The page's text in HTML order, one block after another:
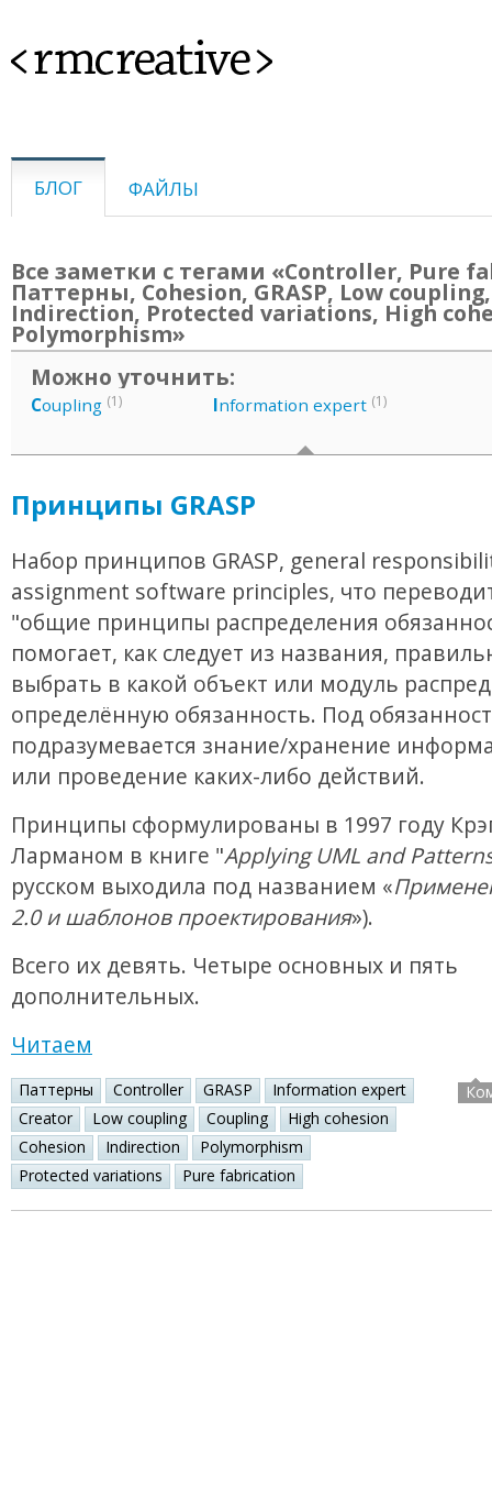
<rmcreative>
БЛОГ ФАЙЛЫ
Все заметки с тегами «Controller, Pure
Паттерны, Cohesion, GRASP, Low
Indirection, Protected variations, High
Polymorphism»
Можно уточнить:
Coupling (1) Information expert (1)
Принципы GRASP
Набор принципов GRASP, general
assignment software principles, что
"общие принципы распределения
помогает, как следует из названия,
выбрать в какой объект или модуль
определённую обязанность. Под
подразумевается знание/хранение
или проведение каких-либо действий.
Принципы сформулированы в 1997 году
Ларманом в книге "Applying UML and
русском выходила под названием «
2.0 и шаблонов проектирования»).
Всего их девять. Четыре основных и пять
дополнительных.
Читаем
Паттерны Controller GRASP
Information expert
Creator
Low coupling Coupling
High cohesion
Cohesion
Indirection
Polymorphism
Protected variations
Pure fabrication